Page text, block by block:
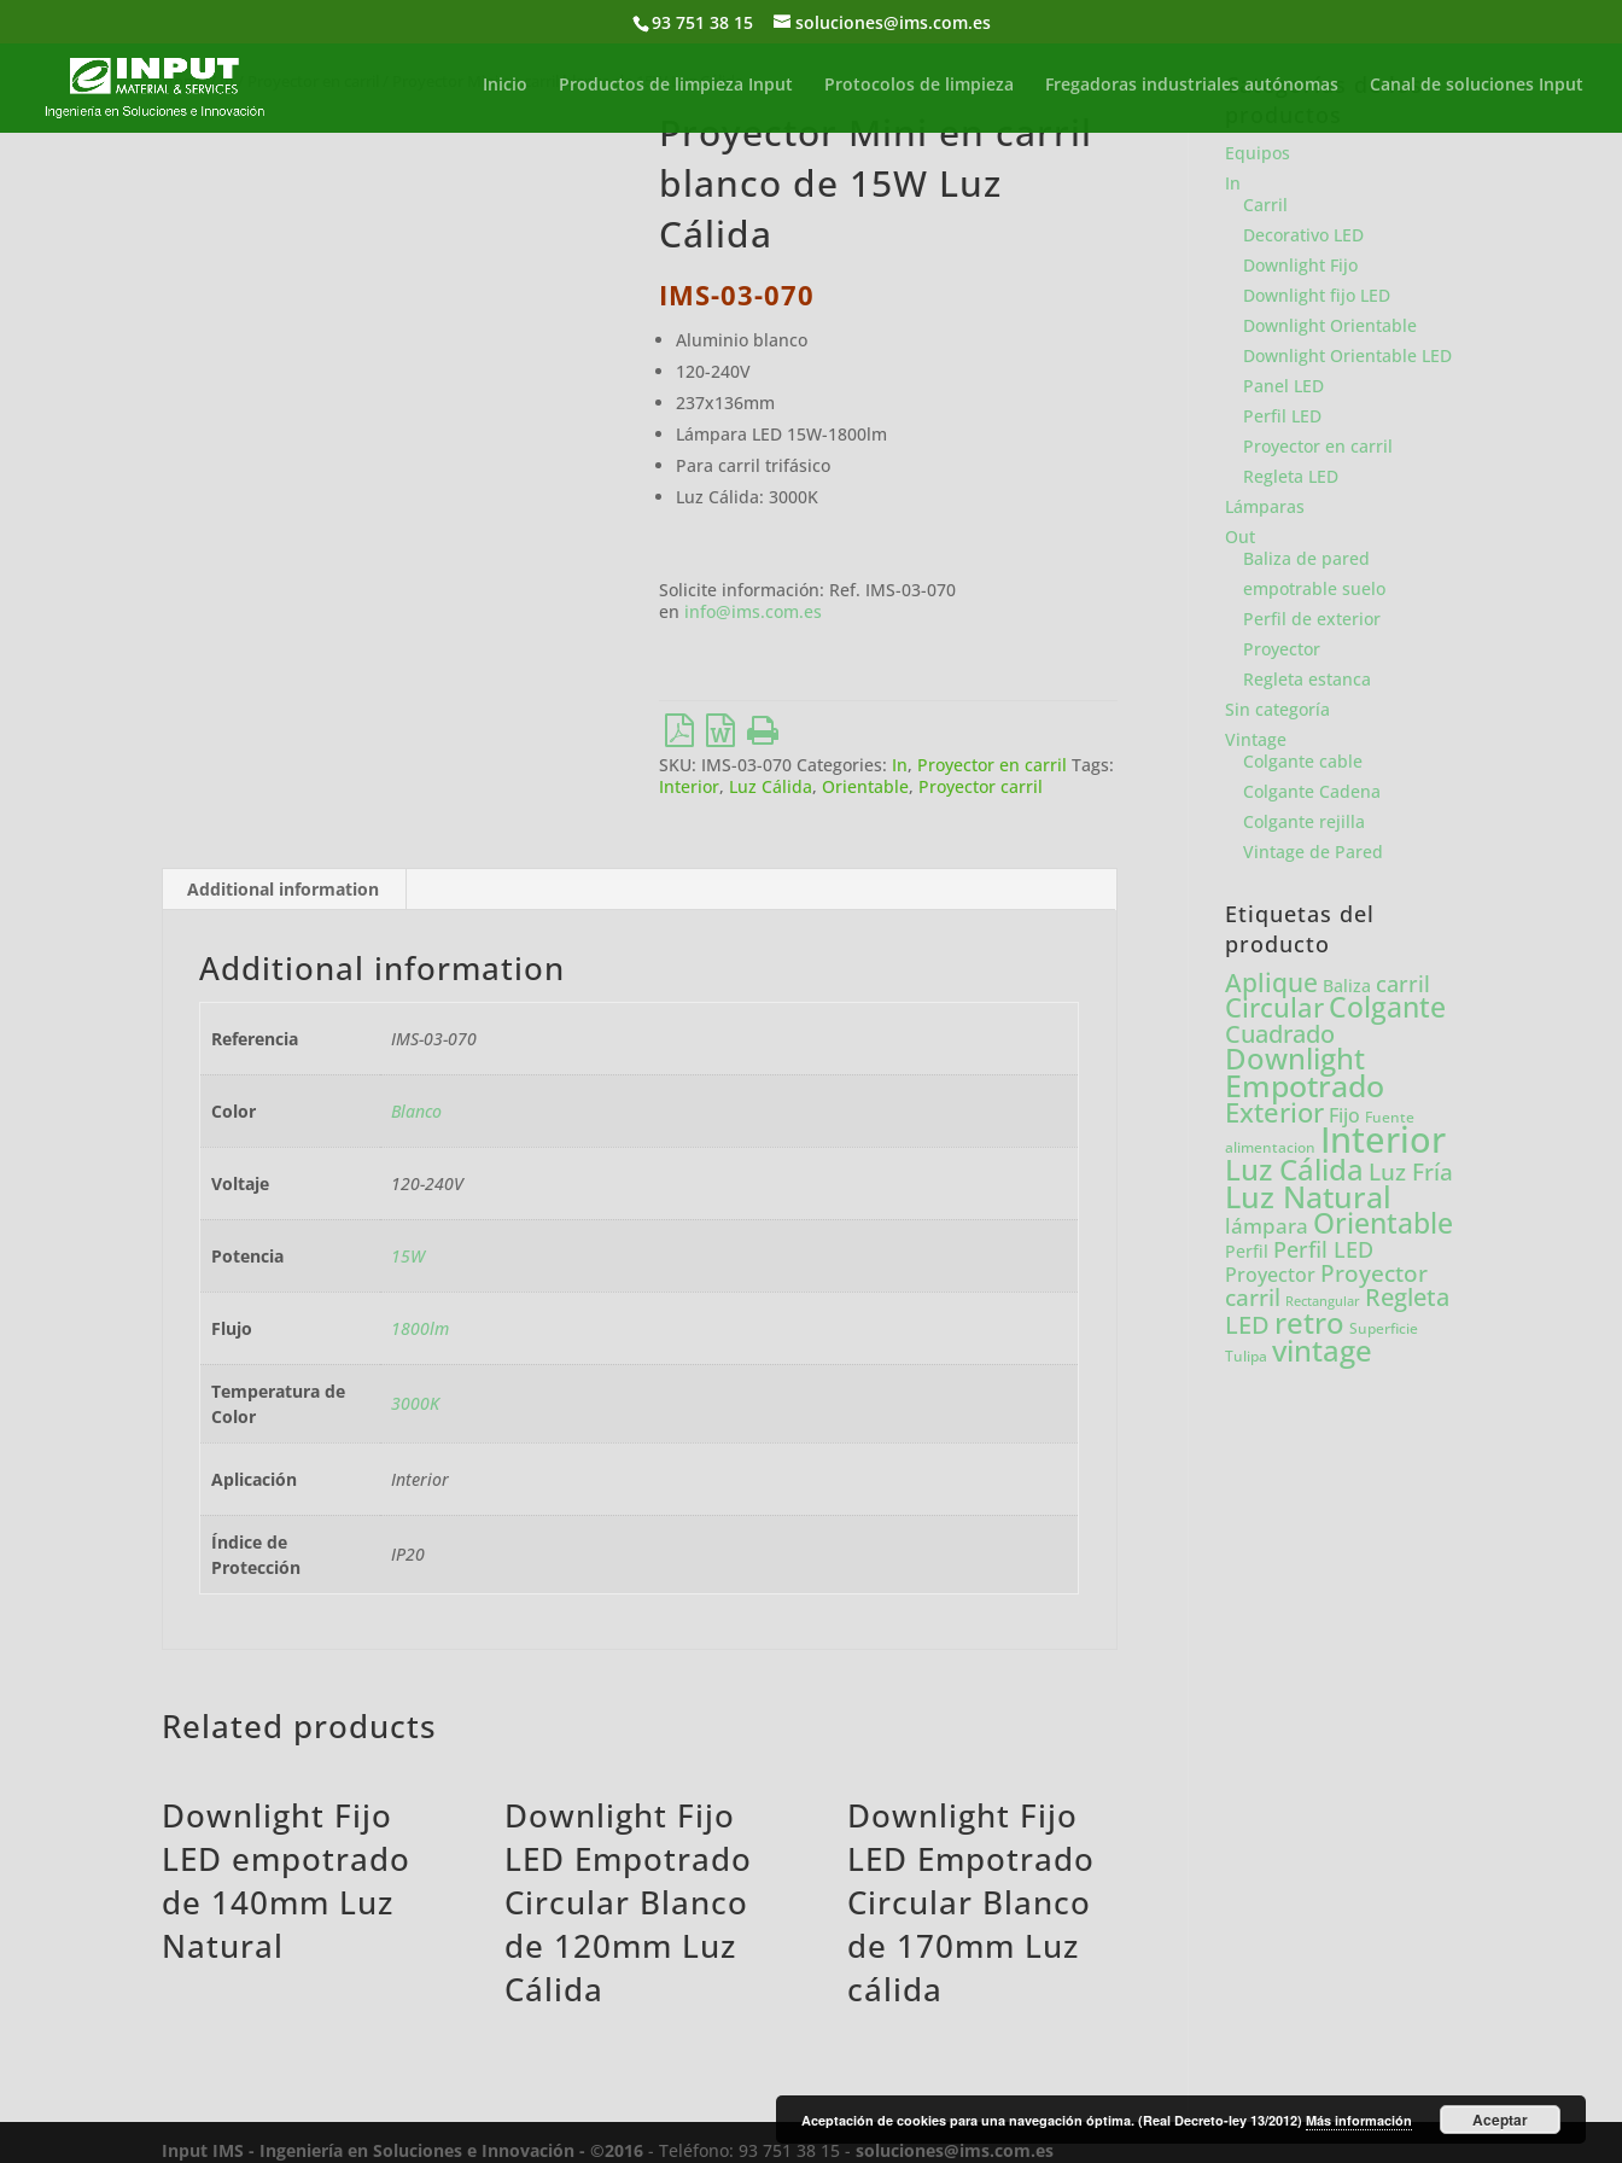
93 751 38 15 soluciones@ims.com.es
Inicio Productos de limpieza Input Protocolos de limpieza Fregadoras industriales autónomas Canal de soluciones Input
Home/In/ / Proyector Mini en carril blanco de 15W Luz Cálida
Proyector Mini en carril
blanco de 15W Luz
Cálida
IMS-03-070
Aluminio blanco
120-240V
237x136mm
Lámpara LED 15W-1800lm
Para carril trifásico
Luz Cálida: 3000K
Solicite información: Ref. IMS-03-070
en info@ims.com.es
SKU: IMS-03-070 Categories: In, Proyector en carril Tags:
Interior, Luz Cálida,Orientable, Proyector carril
Additional information
Additional information
Referencia IMS-03-070
Color Blanco
Voltaje 120-240V
Potencia 15W
Flujo 1800lm
Temperatura de
Color
3000K
Aplicación Interior
Índice de
Protección
IP20
Related products
Downlight Fijo
LED empotrado
de 140mm Luz
Natural
Downlight Fijo
LED Empotrado
Circular Blanco
de 120mm Luz
Cálida
Downlight Fijo
LED Empotrado
Circular Blanco
de 170mm Luz
cálida
Categorías de los
Equipos
In
Carril
Decorativo LED
Downlight Fijo
Downlight fijo LED
Downlight Orientable
Downlight Orientable LED
Panel LED
Perfil LED
Proyector en carril
Regleta LED
Lámparas
Out
Baliza de pared
empotrable suelo
Perfil de exterior
Proyector
Regleta estanca
Sin categoría
Vintage
Colgante cable
Colgante Cadena
Colgante rejilla
Vintage de Pared
Etiquetas del
producto
Aplique Baliza carril
CircularColgante
Cuadrado
Downlight
Empotrado
Exterior Fijo Fuente
alimentacion Interior
Luz Cálida Luz Fría
Luz Natural
lámpara Orientable
Perfil Perfil LED
Proyector Proyector
carril Rectangular Regleta
LED retro Superficie
Tulipa vintage
Input IMS - Ingeniería en Soluciones e Innovación - ©2016 - Teléfono: 93 751 38 15 -soluciones@ims.com.es
Aceptación de cookies para una navegación óptima. (Real Decreto-ley 13/2012)Más información Aceptar